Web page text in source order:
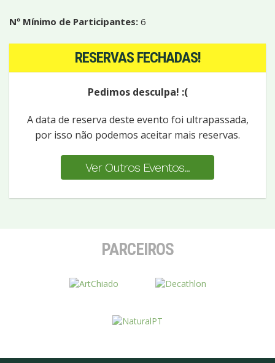
Nº Mínimo de Participantes: 6
RESERVAS FECHADAS!
Pedimos desculpa! :(
A data de reserva deste evento foi ultrapassada,
por isso não podemos aceitar mais reservas.
Ver Outros Eventos...
PARCEIROS